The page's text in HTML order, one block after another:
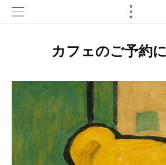
カフェのご予約